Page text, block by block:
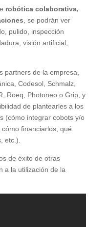
robótica colaborativa,
, se podrán ver
pulido, inspección
visión artificial,
partners de la empresa,
Codesol, Schmalz,
Roeq, Photoneo o Grip, y
de plantearles a los
(cómo integrar cobots y/o
financiarlos, qué
etc.).
de éxito de otras
a la utilización de la